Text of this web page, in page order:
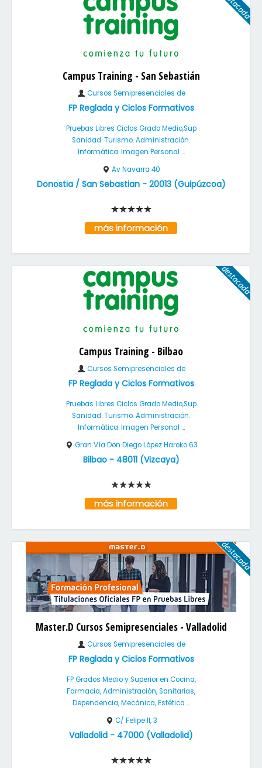
Campus Training - San Sebastián
Cursos Semipresenciales de
FP Reglada y Ciclos Formativos
Pruebas Libres Ciclos Grado Medio,Sup
Sanidad. Turismo. Administración.
Informática. Imagen Personal ...
Av Navarra 40
Donostia / San Sebastian- 20013(Guipúzcoa)
más información
Campus Training - Bilbao
Cursos Semipresenciales de
FP Reglada y Ciclos Formativos
Pruebas Libres Ciclos Grado Medio,Sup
Sanidad. Turismo. Administración.
Informática. Imagen Personal ...
Gran Vía Don Diego López Haroko 63
Bilbao- 48011(Vizcaya)
más información
Master.D Cursos Semipresenciales - Valladolid
Cursos Semipresenciales de
FP Reglada y Ciclos Formativos
FP Grados Medio y Superior en Cocina,
Farmacia, Administración, Sanitarias,
Dependencia, Mecánica, Estética ...
C/ Felipe II, 3
Valladolid - 47000 (Valladolid)